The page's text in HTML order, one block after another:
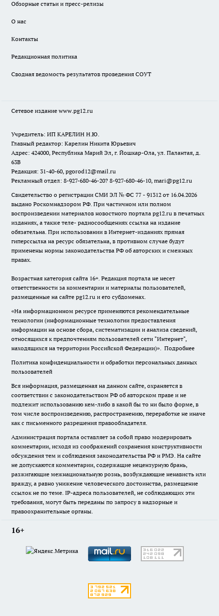
Обзорные статьи и пресс-релизы
О нас
Контакты
Редакционная политика
Сводная ведомость результатов проведения СОУТ
Сетевое издание www.pg12.ru
Учредитель: ИП КАРЕЛИН Н.Ю.
Главный редактор: Карелин Никита Юрьевич
Адрес: 424000, Республика Марий Эл, г. Йошкар-Ола, ул. Палантая, д.
63В
Редакция: 31-40-60, pgorod12@mail.ru
Рекламный отдел: 8-927-680-46-20? 8-927-680-46-10, mari@pg12.ru
Свидетельство о регистрации СМИ ЭЛ № ФС 77 - 91312 от 16.04.2026
выдано Роскомнадзором РФ. При частичном или полном
воспроизведении материалов новостного портала pg12.ru в печатных
изданиях, а также теле- радиосообщениях ссылка на издание
обязательна. При использовании в Интернет-изданиях прямая
гиперссылка на ресурс обязательна, в противном случае будут
применены нормы законодательства РФ об авторских и смежных
правах.
Возрастная категория сайта 16+. Редакция портала не несет
ответственности за комментарии и материалы пользователей,
размещенные на сайте pg12.ru и его субдоменах.
«На информационном ресурсе применяются рекомендательные
технологии (информационные технологии предоставления
информации на основе сбора, систематизации и анализа сведений,
относящихся к предпочтениям пользователей сети "Интернет",
находящихся на территории Российской Федерации)». Подробнее
Политика конфиденциальности и обработки персональных данных
пользователей
Вся информация, размещенная на данном сайте, охраняется в
соответствии с законодательством РФ об авторском праве и не
подлежит использованию кем-либо в какой бы то ни было форме, в
том числе воспроизведению, распространению, переработке не иначе
как с письменного разрешения правообладателя.
Администрация портала оставляет за собой право модерировать
комментарии, исходя из соображений сохранения конструктивности
обсуждения тем и соблюдения законодательства РФ и РМЭ. На сайте
не допускаются комментарии, содержащие нецензурную брань,
разжигающие межнациональную рознь, возбуждающие ненависть или
вражду, а равно унижение человеческого достоинства, размещение
ссылок не по теме. IP-адреса пользователей, не соблюдающих эти
требования, могут быть переданы по запросу в надзорные и
правоохранительные органы.
16+